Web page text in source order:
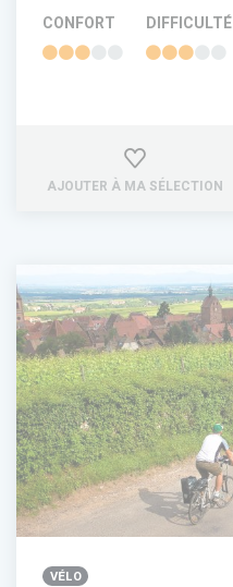
CONFORT
DIFFICULTÉ
AJOUTER À MA SÉLECTION
VÉLO